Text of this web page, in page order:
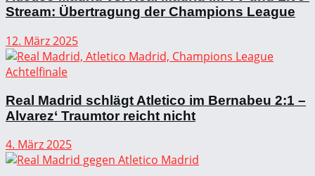
Stream: Übertragung der Champions League
12. März 2025
Real Madrid schlägt Atletico im Bernabeu 2:1 –
Alvarez‘ Traumtor reicht nicht
4. März 2025